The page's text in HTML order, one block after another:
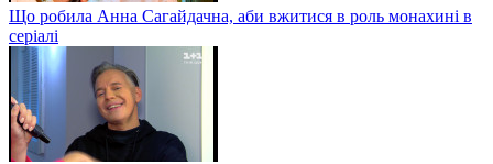
Що робила Анна Сагайдачна, аби вжитися в роль монахині в
серіалі